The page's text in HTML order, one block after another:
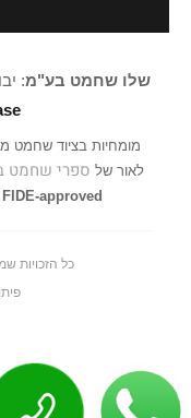
שלו שחמט בע"מ:
מומחיות בציוד שחמט
לאור של ספרי שחמט
FIDE-approved
כל הזכויות